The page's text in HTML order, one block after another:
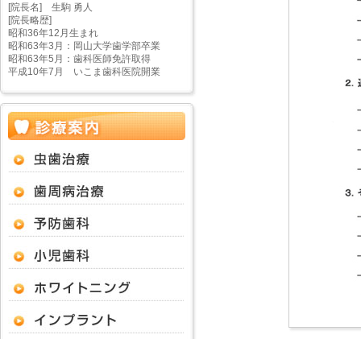
[院長名] 生駒 勇人
[院長略歴]
昭和36年12月生まれ
昭和63年3月：岡山大学歯学部卒業
昭和63年5月：歯科医師免許取得
平成10年7月 いこま歯科医院開業